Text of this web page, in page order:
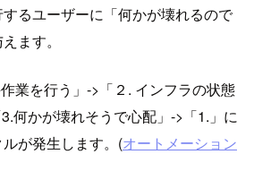
るユーザーに「何かが壊れるので
ます。
業を行う」->「２. インフラの状態
何かが壊れそうで心配」->「1.」に
が発生します。(オートメーション